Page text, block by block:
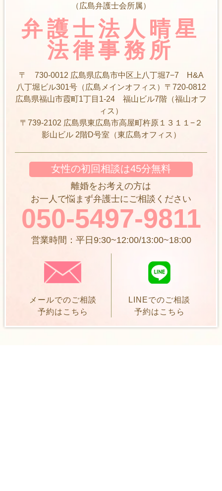
弁護士法人晴星
法律事務所
（広島弁護士会所属）
〒 730-0012 広島県広島市中区上八丁堀7−7 H&A
八丁堀ビル301号（広島メインオフィス）〒720-0812
広島県福山市霞町1丁目1-24 福山ビル7階（福山オフ
ィス）
〒739-2102 広島県東広島市高屋町杵原１３１１−２
影山ビル 2階D号室（東広島オフィス）
女性の初回相談は45分無料
離婚をお考えの方は
お一人で悩まず弁護士にご相談ください
050-5497-9811
営業時間：平日9:30~12:00/13:00~18:00
メールでのご相談
予約はこちら
LINEでのご相談
予約はこちら